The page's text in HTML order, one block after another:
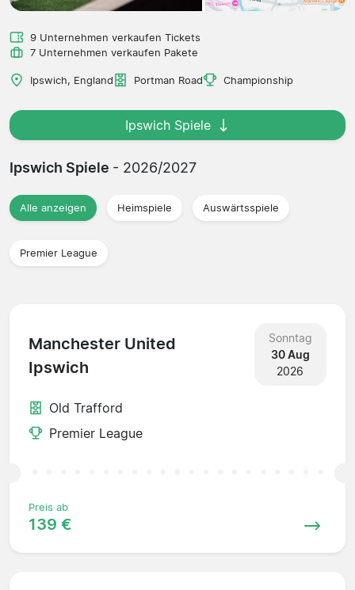
9 Unternehmen verkaufen Tickets
7 Unternehmen verkaufen Pakete
Ipswich, England Portman Road Championship
Ipswich Spiele
Ipswich Spiele - 2026/2027
Alle anzeigen Heimspiele Auswärtsspiele
Premier League
Manchester United
Ipswich
Sonntag
30 Aug
2026
Old Trafford
Premier League
Preis ab
139 €